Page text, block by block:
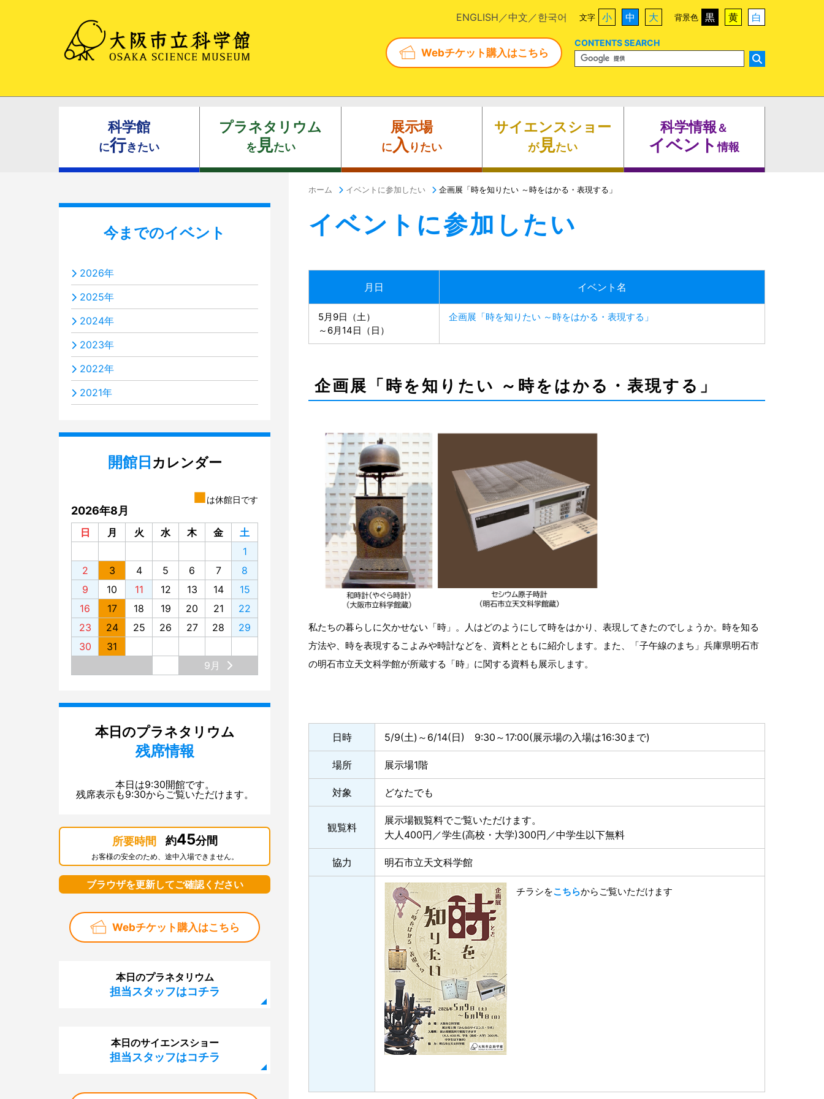
ENGLISH 中文 한국어 文字 小 中 大 背景色 黒 黄 白
Webチケット購入はこちら
CONTENTS SEARCH
科学館
に行きたい
プラネタリウム
を 見たい
展示場
に入 りたい
サイエンスショー
が見たい
科学情報＆
イベント情報
ホーム イベントに参加したい 企画展「時を知りたい ～時をはかる・表現する」
イベントに参加したい
月日 イベント名
5月9日（土）
～6月14日（日）
企画展「時を知りたい ～時をはかる・表現する」
企画展「時を知りたい ～時をはかる・表現する」
私たちの暮らしに欠かせない「時」。人はどのようにして時をはかり、表現してきたのでしょうか。時を知る
方法や、時を表現するこよみや時計などを、資料とともに紹介します。また、「子午線のまち」兵庫県明石市
の明石市立天文科学館が所蔵する「時」に関する資料も展示します。
日時 5/9(土)～6/14(日) 9:30～17:00(展示場の入場は16:30まで)
場所 展示場1階
対象 どなたでも
観覧料
展示場観覧料でご覧いただけます。
大人400円／学生(高校・大学)300円／中学生以下無料
協力 明石市立天文科学館
チラシをこちらからご覧いただけます
今までのイベント
2026年
2025年
2024年
2023年
2022年
2021年
開館日 カレンダー
■は休館日です
2026年8月
日 月 火 水 木 金
土
1
2
3 4 5 6 7
8
9
10 11 12 13 14
15
16
17 18 19 20 21
22
23
24 25 26 27 28
29
30
31
9月
本日のプラネタリウム
残席情報
本日は9:30開館です。
残席表示も9:30からご覧いただけます。
所要時間 約45分間
お客様の安全のため、途中入場できません。
ブラウザを更新してご確認ください
Webチケット購入はこちら
本日のプラネタリウム
担当スタッフはコチラ
本日のサイエンスショー
担当スタッフはコチラ